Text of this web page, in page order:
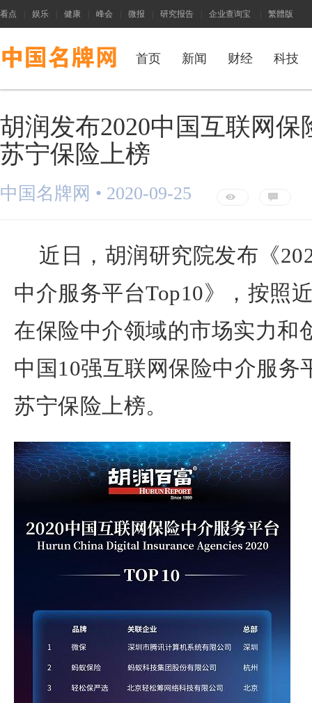
看点 娱乐 健康 峰会 微报 研究报告 企业查询宝 繁體版
首页 新闻 财经 科技
胡润发布2020中国互联网保
苏宁保险上榜
中国名牌网 • 2020-09-25 E G
近日，胡润研究院发布《
中介服务平台Top10》，按照
在保险中介领域的市场实力和
中国10强互联网保险中介服务
苏宁保险上榜。